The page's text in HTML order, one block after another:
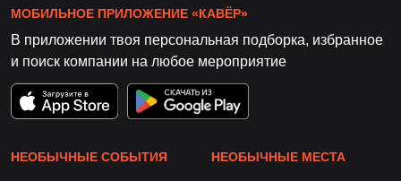
МОБИЛЬНОЕ ПРИЛОЖЕНИЕ «КАВЁР»
В приложении твоя персональная подборка, избранное
и поиск компании на любое мероприятие
НЕОБЫЧНЫЕ СОБЫТИЯ НЕОБЫЧНЫЕ МЕСТА